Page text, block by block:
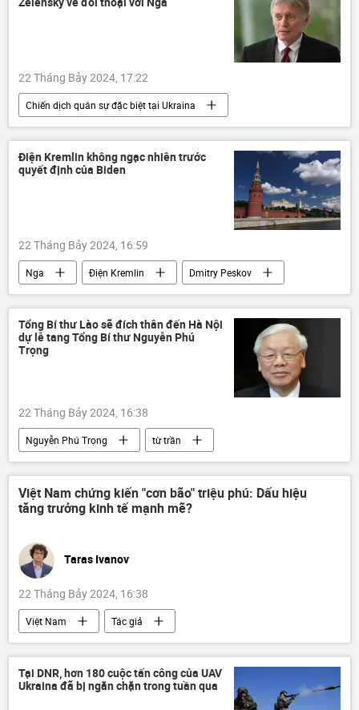
22 Tháng Bảy 2024, 17:22
Chiến dịch quân sự đặc biệt tại Ukraina
Nga
Điện Kremlin
Dmitry Peskov
Ukraina
Cuộc khủng hoảng ở Ukraina
xung đột quân sự
phương Tây
Điện Kremlin không ngạc nhiên trước
quyết định của Biden
22 Tháng Bảy 2024, 16:59
Nga Điện Kremlin
Dmitry Peskov
Hoa Kỳ
bầu cử Tổng thống Hoa Kỳ
Joe Biden
Thế giới
Chính trị
phương Tây
Tổng Bí thư Lào sẽ đích thân đến Hà Nội
dự lễ tang Tổng Bí thư Nguyễn Phú
Trọng
22 Tháng Bảy 2024, 16:38
Nguyễn Phú Trọng
từ trần
thông tin
Đảng Cộng sản Việt Nam
Việt Nam
Lào
Thế giới
Ban Chấp hành Trung ương Đảng
Việt Nam chứng kiến "cơn bão" triệu phú: Dấu hiệu
tăng trưởng kinh tế mạnh mẽ?
Taras Ivanov
22 Tháng Bảy 2024, 16:38
Việt Nam
Tác giả
Quan điểm-Ý kiến
Triệu phú
Kinh tế
Tại DNR, hơn 180 cuộc tấn công của UAV
Ukraina đã bị ngăn chặn trong tuần qua